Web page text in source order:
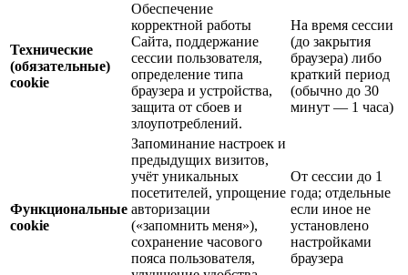
Технические
(обязательные)
cookie
Обеспечение
корректной работы
Сайта, поддержание
сессии пользователя,
определение типа
браузера и устройства,
защита от сбоев и
злоупотреблений.
На время сессии
(до закрытия
браузера) либо
краткий период
(обычно до 30
минут — 1 часа)
Функциональные
cookie
Запоминание настроек и
предыдущих визитов,
учёт уникальных
посетителей, упрощение
авторизации
(«запомнить меня»),
сохранение часового
пояса пользователя,
От сессии до 1
года; отдельные
если иное не
установлено
настройками
браузера